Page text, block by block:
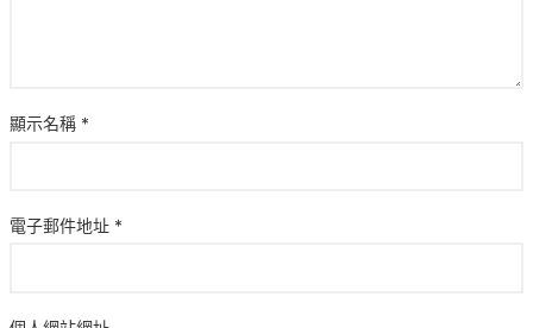
顯示名稱 *
電子郵件地址 *